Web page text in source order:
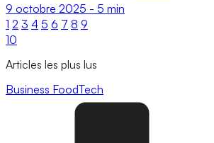
9 octobre 2025 - 5 min
1 2 3 4 5 6 7 8 9
10
Articles les plus lus
Business FoodTech